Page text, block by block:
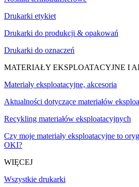
Drukarki etykiet
Drukarki do produkcji & opakowań
Drukarki do oznaczeń
MATERIAŁY EKSPLOATACYJNE I
Materiały eksploatacyjne, akcesoria
Aktualności dotyczące materiałów
Recykling materiałów eksploatacyjnych
Czy moje materiały eksploatacyjne to
OKI?
WIĘCEJ
Wszystkie drukarki